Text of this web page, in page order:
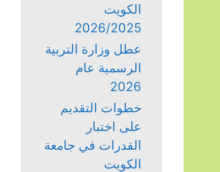
الكويت
2026/2025
عطل وزارة التربية
الرسمية عام
2026
خطوات التقديم
على اختبار
القدرات في جامعة
الكويت